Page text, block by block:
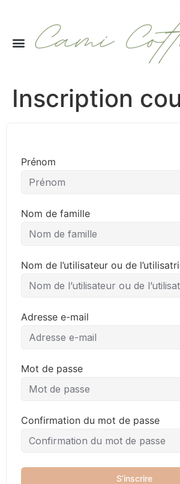
Inscription
Prénom
Nom de famille
Nom de l’utilisateur ou de
Adresse e-mail
Mot de passe
Confirmation du mot de passe
S’inscrire